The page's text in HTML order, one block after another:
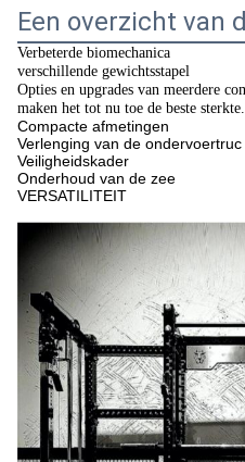
Een overzicht van
Verbeterde biomechanica
verschillende gewichtsstapel
Opties en upgrades van meerdere
maken het tot nu toe de beste sterkte.
Compacte afmetingen
Verlenging van de ondervoertruc
Veiligheidskader
Onderhoud van de zee
VERSATILITEIT